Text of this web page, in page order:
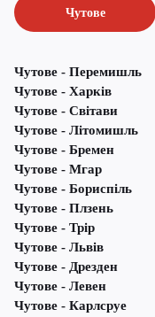
Чутове
Чутове - Перемишль
Чутове - Харків
Чутове - Світави
Чутове - Літомишль
Чутове - Бремен
Чутове - Мгар
Чутове - Бориспіль
Чутове - Плзень
Чутове - Трір
Чутове - Львів
Чутове - Дрезден
Чутове - Левен
Чутове - Карлсруе